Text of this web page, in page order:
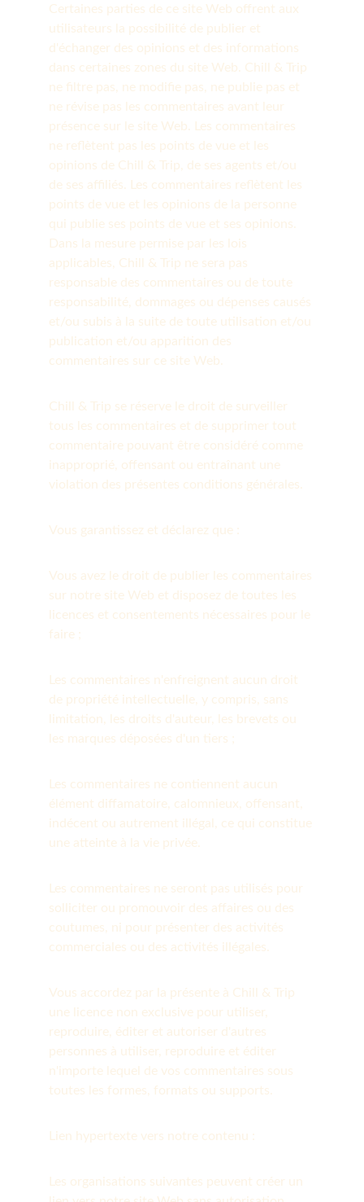
Certaines parties de ce site Web offrent aux
utilisateurs la possibilité de publier et
d'échanger des opinions et des informations
dans certaines zones du site Web. Chill & Trip
ne filtre pas, ne modifie pas, ne publie pas et
ne révise pas les commentaires avant leur
présence sur le site Web. Les commentaires
ne reflètent pas les points de vue et les
opinions de Chill & Trip, de ses agents et/ou
de ses affiliés. Les commentaires reflètent les
points de vue et les opinions de la personne
qui publie ses points de vue et ses opinions.
Dans la mesure permise par les lois
applicables, Chill & Trip ne sera pas
responsable des commentaires ou de toute
responsabilité, dommages ou dépenses causés
et/ou subis à la suite de toute utilisation et/ou
publication et/ou apparition des
commentaires sur ce site Web.
Chill & Trip se réserve le droit de surveiller
tous les commentaires et de supprimer tout
commentaire pouvant être considéré comme
inapproprié, offensant ou entraînant une
violation des présentes conditions générales.
Vous garantissez et déclarez que :
Vous avez le droit de publier les commentaires
sur notre site Web et disposez de toutes les
licences et consentements nécessaires pour le
faire ;
Les commentaires n'enfreignent aucun droit
de propriété intellectuelle, y compris, sans
limitation, les droits d'auteur, les brevets ou
les marques déposées d'un tiers ;
Les commentaires ne contiennent aucun
élément diffamatoire, calomnieux, offensant,
indécent ou autrement illégal, ce qui constitue
une atteinte à la vie privée.
Les commentaires ne seront pas utilisés pour
solliciter ou promouvoir des affaires ou des
coutumes, ni pour présenter des activités
commerciales ou des activités illégales.
Vous accordez par la présente à Chill & Trip
une licence non exclusive pour utiliser,
reproduire, éditer et autoriser d'autres
personnes à utiliser, reproduire et éditer
n'importe lequel de vos commentaires sous
toutes les formes, formats ou supports.
Lien hypertexte vers notre contenu :
Les organisations suivantes peuvent créer un